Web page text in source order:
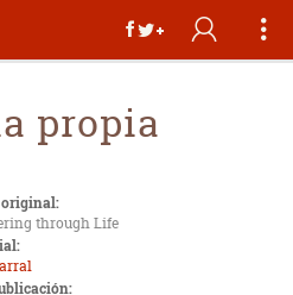
propia
through Life